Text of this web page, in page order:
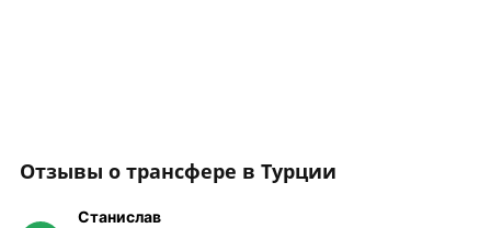
Отзывы о трансфере в Турции
Станислав